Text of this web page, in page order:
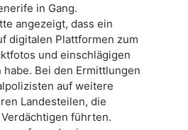
in Gang.
angezeigt, dass ein
digitalen Plattformen zum
und einschlägigen
Bei den Ermittlungen
auf weitere
Landesteilen, die
führten.